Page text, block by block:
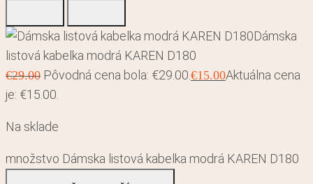
Dámska
listová kabelka modrá KAREN D180
€29.00 Pôvodná cena bola: €29.00.€15.00Aktuálna cena
je: €15.00.
Na sklade
množstvo Dámska listová kabelka modrá KAREN D180